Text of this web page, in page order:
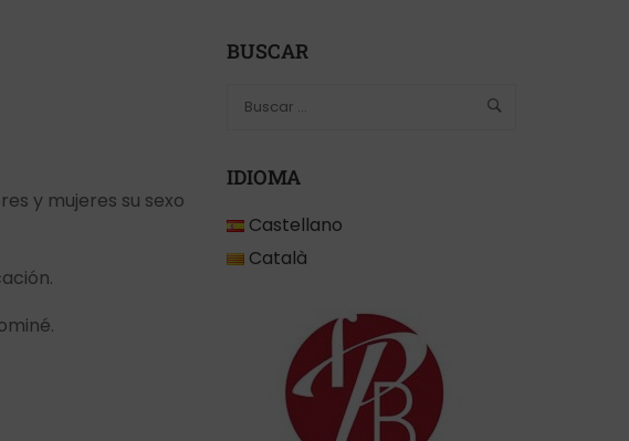
y mujeres su sexo
BUSCAR
IDIOMA
Castellano
Català